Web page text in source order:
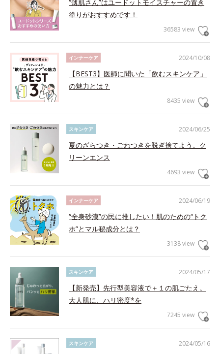
“薄肌さん”はユードットモイスチャーの置き
塗りがおすすめです！
36583 view
2024/10/08
インナーケア
【BEST3】医師に聞いた「飲むスキンケア」
の魅力とは？
8435 view
2024/06/25
スキンケア
夏のざらつき・ごわつきを脱ぎ捨てよう。ク
リーンエンス
4693 view
2024/06/19
インナーケア
“全身砂漠”の民に推したい！肌のための“トク
ホ”とマル秘成分とは？
3138 view
2024/05/17
スキンケア
【新発売】先行型美容液で＋１の肌ごたえ。
大人肌に、ハリ密度*を
7245 view
2024/05/16
スキンケア